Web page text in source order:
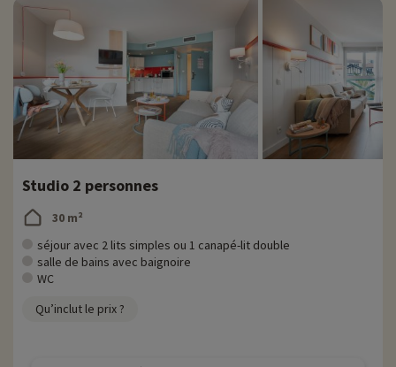
bouilloire, lave-vaisselle, aspirateur, téléphone avec ligne directe,
climatisation et TV.
Activités famille sur place
Pour des informations très précises sur les activités à faire sur place
(date d'ouverture, âge pour les club, contenu du pack bébé...),
cliquez ici !
Concernant les activités sur place, vos enfants auront la possibilité
d'emprunter des jeux de société et des livres à la résidence ou bien
s'amuser dans l'aire de jeux. Quant aux parents, ils pourront se laisser
chouchouter au centre bien-être de la résidence qui possède des
cabines de soins, un hammam et un sauna (en supplément), ou au
centre balnéothérapie Thalmar de Biarritz à seulement 2 km,
accessible via une navette.
Studio 2 personnes
30 m²
séjour avec 2 lits simples ou 1 canapé-lit double
salle de bains avec baignoire
WC
Qu’inclut le prix ?